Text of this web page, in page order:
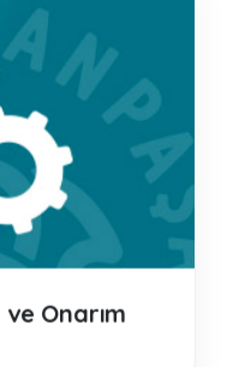
Onarım